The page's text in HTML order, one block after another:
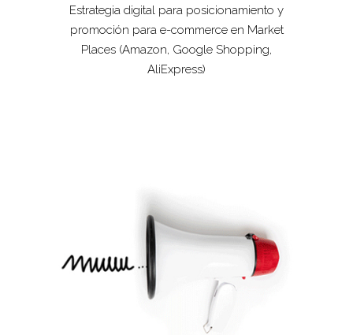
Estrategia digital para posicionamiento y
promoción para e-commerce en Market
Places (Amazon, Google Shopping,
AliExpress)